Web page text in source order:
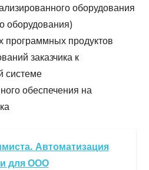
оборудования
оборудования)
продуктов
заказчика к
системе
обеспечения на
Автоматизация
для ООО